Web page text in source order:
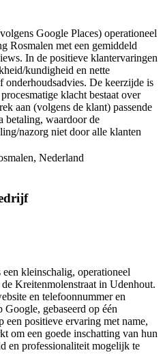
Google Places) operationeel
Rosmalen met een gemiddeld
In de positieve klantervaringen
kundigheid en nette
onderhoudsadvies. De keerzijde is
klacht bestaat over
aan (volgens de klant) passende
betaling, waardoor de
nazorg niet door alle klanten
Nederland
kleinschalig, operationeel
Kreitenmolenstraat in Udenhout.
en telefoonnummer en
Google, gebaseerd op één
positieve ervaring met name,
om een goede inschatting van hun
en professionaliteit mogelijk te